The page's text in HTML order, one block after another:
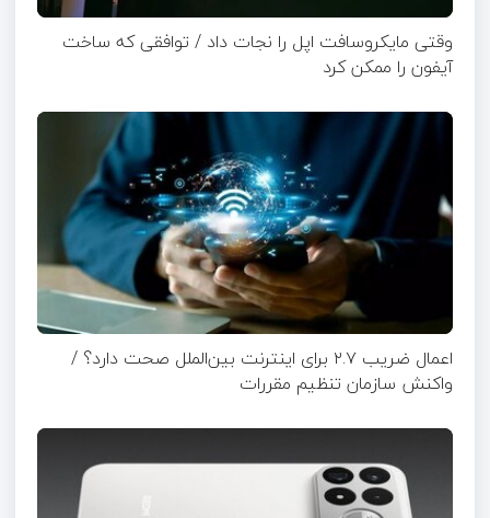
وقتی مایکروسافت اپل را نجات داد / توافقی که ساخت
آیفون را ممکن کرد
اعمال ضریب ۲.۷ برای اینترنت بین‌الملل صحت دارد؟ /
واکنش سازمان تنظیم مقررات